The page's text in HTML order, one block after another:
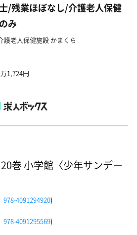
/残業ほぼなし/介護老人保健
み
老人保健施設 かまくら
1,724円
巻 小学館〈少年サンデー
978-4091294920)
978-4091295569)